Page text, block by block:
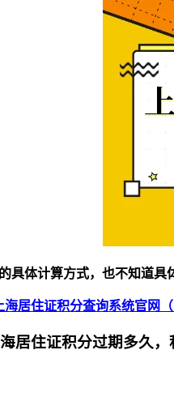
具体计算方式，也不知道
海居住证积分查询系统官网
居住证积分过期多久，